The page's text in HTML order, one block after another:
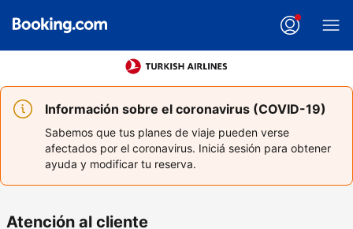
Información sobre el coronavirus (COVID-19)
Sabemos que tus planes de viaje pueden verse
afectados por el coronavirus. Iniciá sesión para obtener
ayuda y modificar tu reserva.
Atención al cliente